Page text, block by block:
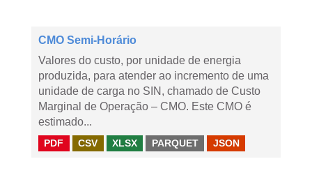
CMO Semi-Horário
Valores do custo, por unidade de energia
produzida, para atender ao incremento de uma
unidade de carga no SIN, chamado de Custo
Marginal de Operação – CMO. Este CMO é
estimado...
PDF CSV XLSX PARQUET JSON